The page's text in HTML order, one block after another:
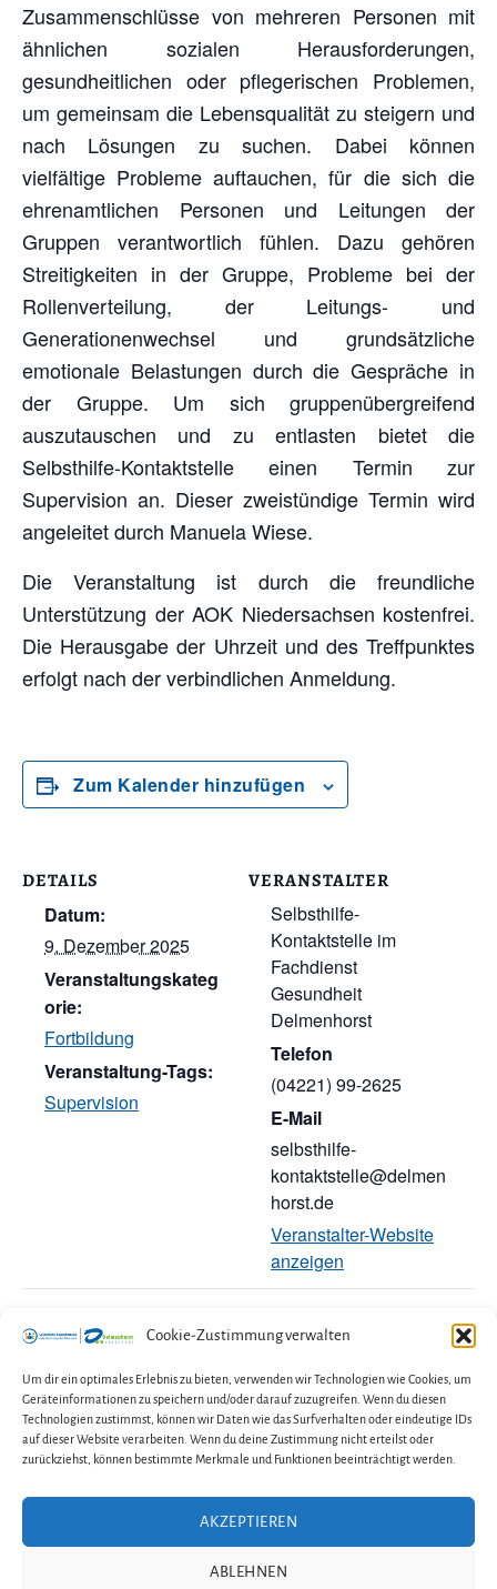
Cookie-Zustimmung verwalten
Um dir ein optimales Erlebnis zu bieten, verwenden wir Technologien wie Cookies, um
Geräteinformationen zu speichern und/oder darauf zuzugreifen. Wenn du diesen
Technologien zustimmst, können wir Daten wie das Surfverhalten oder eindeutige IDs
auf dieser Website verarbeiten. Wenn du deine Zustimmung nicht erteilst oder
zurückziehst, können bestimmte Merkmale und Funktionen beeinträchtigt werden.
AKZEPTIEREN
ABLEHNEN
Zusammenschlüsse von mehreren Personen mit
ähnlichen sozialen Herausforderungen,
gesundheitlichen oder pflegerischen Problemen,
um gemeinsam die Lebensqualität zu steigern und
nach Lösungen zu suchen. Dabei können
vielfältige Probleme auftauchen, für die sich die
ehrenamtlichen Personen und Leitungen der
Gruppen verantwortlich fühlen. Dazu gehören
Streitigkeiten in der Gruppe, Probleme bei der
Rollenverteilung, der Leitungs- und
Generationenwechsel und grundsätzliche
emotionale Belastungen durch die Gespräche in
der Gruppe. Um sich gruppenübergreifend
auszutauschen und zu entlasten bietet die
Selbsthilfe-Kontaktstelle einen Termin zur
Supervision an. Dieser zweistündige Termin wird
angeleitet durch Manuela Wiese.
Die Veranstaltung ist durch die freundliche
Unterstützung der AOK Niedersachsen kostenfrei.
Die Herausgabe der Uhrzeit und des Treffpunktes
erfolgt nach der verbindlichen Anmeldung.
Zum Kalender hinzufügen
DETAILS
Datum:
9. Dezember 2025
Veranstaltungskateg
orie:
Fortbildung
Veranstaltung-Tags:
Supervision
VERANSTALTER
Selbsthilfe-
Kontaktstelle im
Fachdienst
Gesundheit
Delmenhorst
Telefon
(04221) 99-2625
E-Mail
selbsthilfe-
kontaktstelle@delmen
horst.de
Veranstalter-Website
anzeigen
Kreativworkshop
November
Beratung mit der Selbsthilfegruppe
„Elterntreff Autismus Delmenhorst“
Kontakt Impressum
Datenschutzerklärung